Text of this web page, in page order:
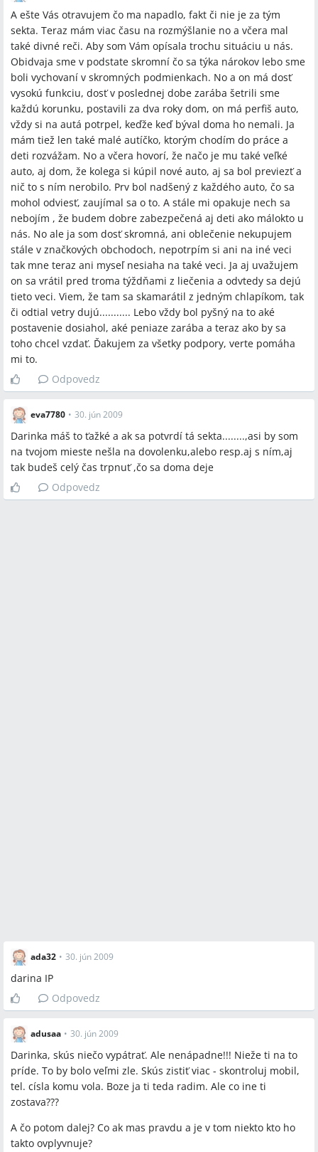
A ešte Vás otravujem čo ma napadlo, fakt či nie je za tým
sekta. Teraz mám viac času na rozmýšlanie no a včera mal
také divné reči. Aby som Vám opísala trochu situáciu u nás.
Obidvaja sme v podstate skromní čo sa týka nárokov lebo sme
boli vychovaní v skromných podmienkach. No a on má dosť
vysokú funkciu, dosť v poslednej dobe zarába šetrili sme
každú korunku, postavili za dva roky dom, on má perfiš auto,
vždy si na autá potrpel, keďže keď býval doma ho nemali. Ja
mám tiež len také malé autíčko, ktorým chodím do práce a
deti rozvážam. No a včera hovorí, že načo je mu také veľké
auto, aj dom, že kolega si kúpil nové auto, aj sa bol previezť a
nič to s ním nerobilo. Prv bol nadšený z každého auto, čo sa
mohol odviesť, zaujímal sa o to. A stále mi opakuje nech sa
nebojím , že budem dobre zabezpečená aj deti ako málokto u
nás. No ale ja som dosť skromná, ani oblečenie nekupujem
stále v značkových obchodoch, nepotrpím si ani na iné veci
tak mne teraz ani myseľ nesiaha na také veci. Ja aj uvažujem
on sa vrátil pred troma týždňami z liečenia a odvtedy sa dejú
tieto veci. Viem, že tam sa skamarátil z jedným chlapíkom, tak
či odtial vetry dujú........... Lebo vždy bol pyšný na to aké
postavenie dosiahol, aké peniaze zarába a teraz ako by sa
toho chcel vzdať. Ďakujem za všetky podpory, verte pomáha
mi to.
Odpovedz
eva7780 • 30. jún 2009
Darinka máš to ťažké a ak sa potvrdí tá sekta........,asi by som
na tvojom mieste nešla na dovolenku,alebo resp.aj s ním,aj
tak budeš celý čas trpnuť ,čo sa doma deje
Odpovedz
ada32 • 30. jún 2009
darina IP
Odpovedz
adusaa • 30. jún 2009
Darinka, skús niečo vypátrať. Ale nenápadne!!! Nieže ti na to
príde. To by bolo veľmi zle. Skús zistiť viac - skontroluj mobil,
tel. císla komu vola. Boze ja ti teda radim. Ale co ine ti
zostava???
A čo potom dalej? Co ak mas pravdu a je v tom niekto kto ho
takto ovplyvnuje?